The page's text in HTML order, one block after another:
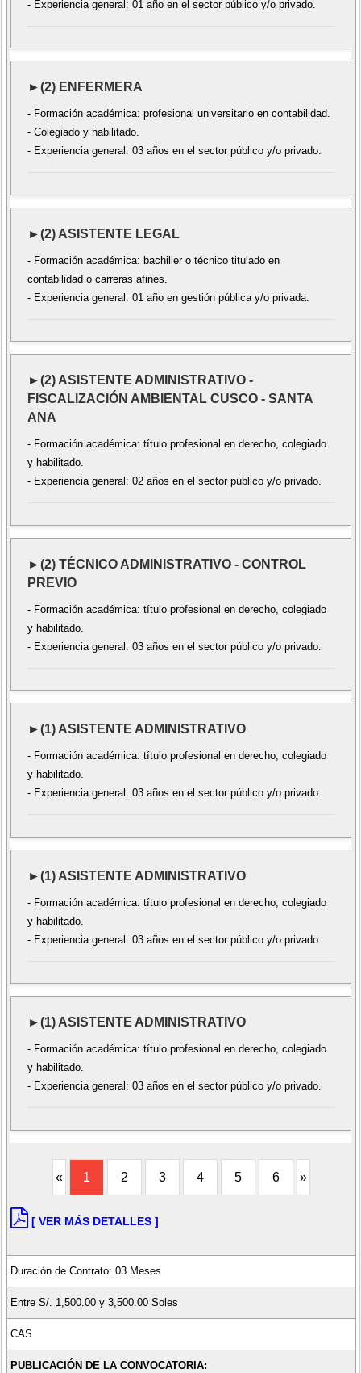
- Experiencia general: 01 año en el sector público y/o privado.
►(2) ENFERMERA
- Formación académica: profesional universitario en contabilidad.
- Colegiado y habilitado.
- Experiencia general: 03 años en el sector público y/o privado.
►(2) ASISTENTE LEGAL
- Formación académica: bachiller o técnico titulado en
contabilidad o carreras afines.
- Experiencia general: 01 año en gestión pública y/o privada.
►(2) ASISTENTE ADMINISTRATIVO -
FISCALIZACIÓN AMBIENTAL CUSCO - SANTA
ANA
- Formación académica: título profesional en derecho, colegiado
y habilitado.
- Experiencia general: 02 años en el sector público y/o privado.
►(2) TÉCNICO ADMINISTRATIVO - CONTROL
PREVIO
- Formación académica: título profesional en derecho, colegiado
y habilitado.
- Experiencia general: 03 años en el sector público y/o privado.
►(1) ASISTENTE ADMINISTRATIVO
- Formación académica: título profesional en derecho, colegiado
y habilitado.
- Experiencia general: 03 años en el sector público y/o privado.
►(1) ASISTENTE ADMINISTRATIVO
- Formación académica: título profesional en derecho, colegiado
y habilitado.
- Experiencia general: 03 años en el sector público y/o privado.
►(1) ASISTENTE ADMINISTRATIVO
- Formación académica: título profesional en derecho, colegiado
y habilitado.
- Experiencia general: 03 años en el sector público y/o privado.
« 1 2 3 4 5 6 »
[ VER MÁS DETALLES ]
Duración de Contrato: 03 Meses
Entre S/. 1,500.00 y 3,500.00 Soles
CAS
PUBLICACIÓN DE LA CONVOCATORIA: